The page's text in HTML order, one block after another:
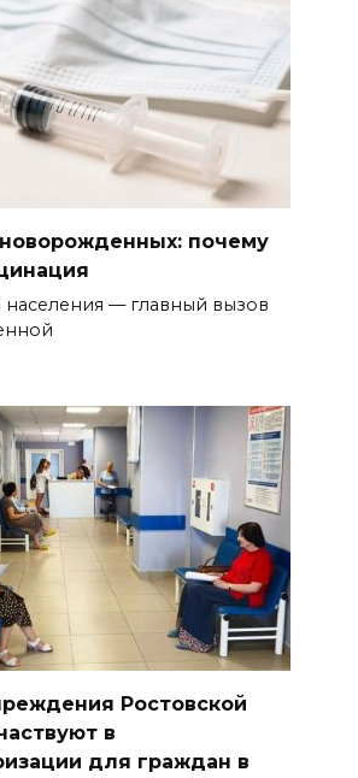
почему
— главный вызов
Ростовской
в
для граждан в